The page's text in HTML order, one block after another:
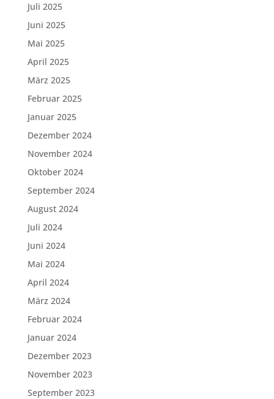
Juli 2025
Juni 2025
Mai 2025
April 2025
März 2025
Februar 2025
Januar 2025
Dezember 2024
November 2024
Oktober 2024
September 2024
August 2024
Juli 2024
Juni 2024
Mai 2024
April 2024
März 2024
Februar 2024
Januar 2024
Dezember 2023
November 2023
September 2023